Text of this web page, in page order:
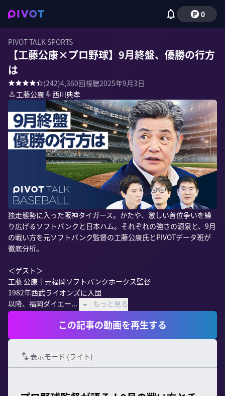
0
PIVOT TALK SPORTS
【工藤公康×プロ野球】9月終盤、優勝の行方
は
(242)4,360回視聴2025年9月3日
工藤公康
西川典孝
独走態勢に入った阪神タイガース。かたや、激しい首位争いを繰
り広げるソフトバンクと日本ハム。それぞれの強さの源泉と、9月
の戦い方を元ソフトバンク監督の工藤公康氏とPIVOTデータ班が
徹底分析。
＜ゲスト＞
工藤 公康｜元福岡ソフトバンクホークス監督
1982年西武ライオンズに入団
以降、福岡ダイエー...
もっと見る
この記事の動画を再生する
表示モード (ライト)